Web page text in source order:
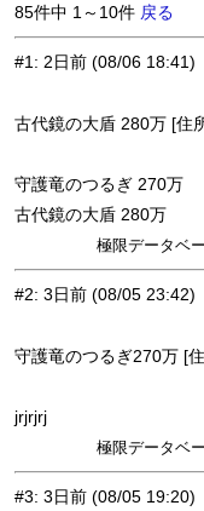
85件中 1～10件 戻る
#1: 2日前 (08/06 18:41)
古代鏡の大盾 280万 [住
守護竜のつるぎ 270万
古代鏡の大盾 280万
極限データベ
#2: 3日前 (08/05 23:42)
守護竜のつるぎ270万 [
jrjrjrj
極限データベ
#3: 3日前 (08/05 19:20)